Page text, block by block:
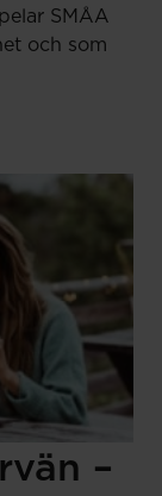
SMÅA
och som
–